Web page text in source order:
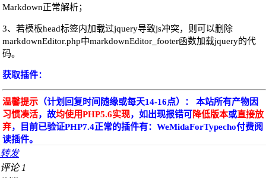
Markdown正常解析；
3、若模板head标签内加载过jquery导致js冲突，则可以删除
markdownEditor.php中markdownEditor_footer函数加载jquery的代
码。
获取插件：
温馨提示 （计划回复时间随缘或每天14-16点）： 本站所有产物因
习惯凑活，故均使用PHP5.6实现，如出现报错可降低版本或直接放
弃，目前已验证PHP7.4正常的插件有：WeMidaForTypecho付费阅
读插件。
转发
评论 1